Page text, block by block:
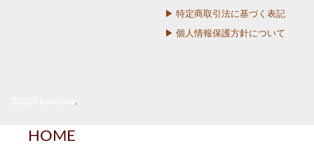
▶︎ 特定商取引法に基づく表記
▶︎ 個人情報保護方針について
.
HOME